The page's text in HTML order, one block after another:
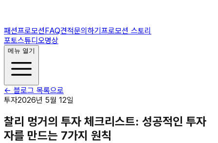
패션프로모션FAQ견적문의하기프로모션 스토리
포토스튜디오명상
메뉴 열기
← 블로그 목록으로
투자2026년 5월 12일
찰리 멍거의 투자 체크리스트: 성공적인 투자
자를 만드는 7가지 원칙